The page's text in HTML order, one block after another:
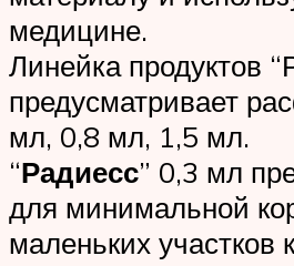
медицине.
Линейка продуктов
предусматривает
мл, 0,8 мл, 1,5 мл.
“Радиесс” 0,3 мл
для минимальной
маленьких участков